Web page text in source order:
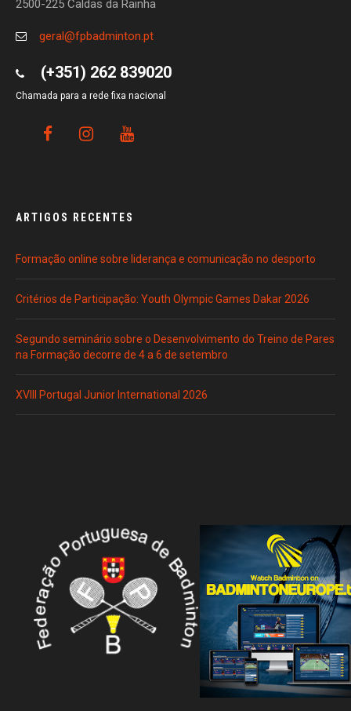
2500-225 Caldas da Rainha
geral@fpbadminton.pt
(+351) 262 839020
Chamada para a rede fixa nacional
ARTIGOS RECENTES
Formação online sobre liderança e comunicação no desporto
Critérios de Participação: Youth Olympic Games Dakar 2026
Segundo seminário sobre o Desenvolvimento do Treino de Pares
na Formação decorre de 4 a 6 de setembro
XVIII Portugal Junior International 2026